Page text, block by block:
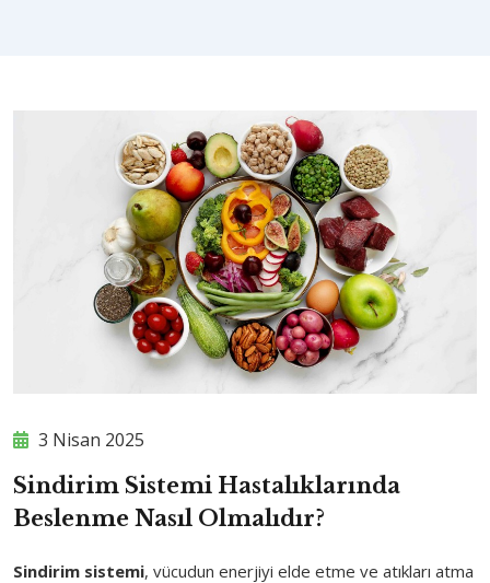
3 Nisan 2025
Sindirim Sistemi Hastalıklarında
Beslenme Nasıl Olmalıdır?
Sindirim sistemi, vücudun enerjiyi elde etme ve atıkları atma